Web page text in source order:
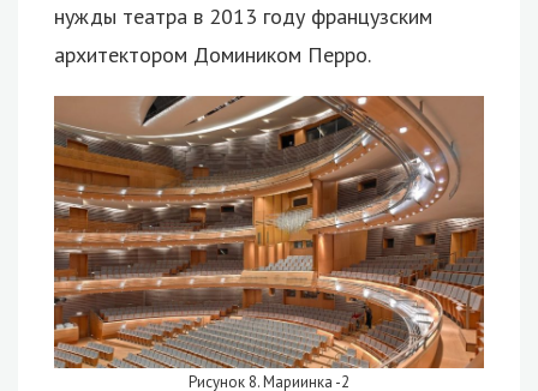
нужды театра в 2013 году французским
архитектором Домиником Перро.
Рисунок 8. Мариинка -2